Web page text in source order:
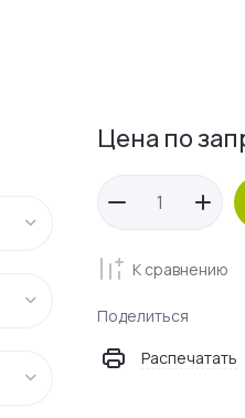
Цена по
К сравнению
Поделиться
Распечатать